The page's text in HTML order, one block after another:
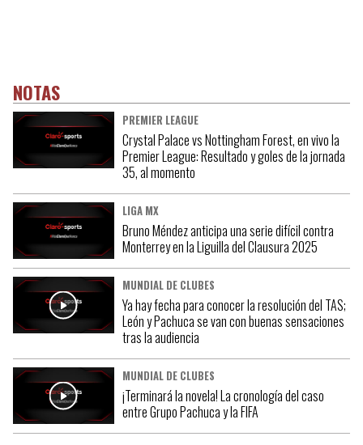
NOTAS
PREMIER LEAGUE
Crystal Palace vs Nottingham Forest, en vivo la
Premier League: Resultado y goles de la jornada
35, al momento
LIGA MX
Bruno Méndez anticipa una serie difícil contra
Monterrey en la Liguilla del Clausura 2025
MUNDIAL DE CLUBES
Ya hay fecha para conocer la resolución del TAS;
León y Pachuca se van con buenas sensaciones
tras la audiencia
MUNDIAL DE CLUBES
¡Terminará la novela! La cronología del caso
entre Grupo Pachuca y la FIFA